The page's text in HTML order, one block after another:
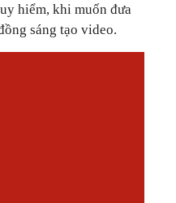
hiểm, khi muốn đưa
sáng tạo video.